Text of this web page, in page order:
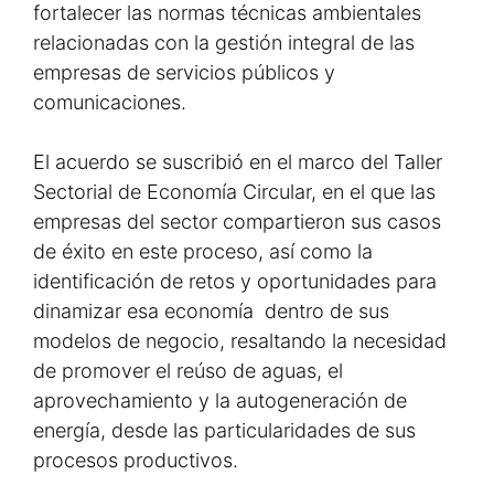
fortalecer las normas técnicas ambientales
relacionadas con la gestión integral de las
empresas de servicios públicos y
comunicaciones.
El acuerdo se suscribió en el marco del Taller
Sectorial de Economía Circular, en el que las
empresas del sector compartieron sus casos
de éxito en este proceso, así como la
identificación de retos y oportunidades para
dinamizar esa economía dentro de sus
modelos de negocio, resaltando la necesidad
de promover el reúso de aguas, el
aprovechamiento y la autogeneración de
energía, desde las particularidades de sus
procesos productivos.